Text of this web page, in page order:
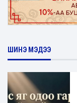
ШИНЭ МЭДЭЭ